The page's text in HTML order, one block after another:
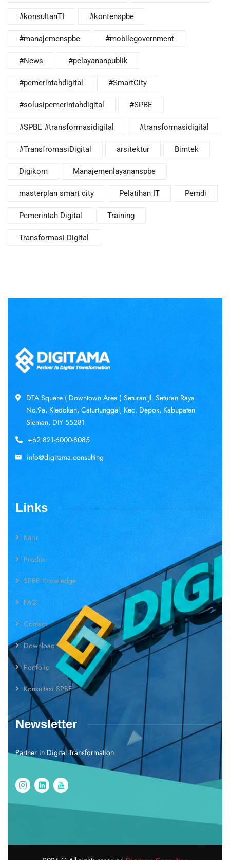
#konsultanTI #kontenspbe
#manajemenspbe #mobilegovernment
#News #pelayananpublik
#pemerintahdigital #SmartCity
#solusipemerintahdigital #SPBE
#SPBE #transformasidigital #transformasidigital
#TransfromasiDigital arsitektur Bimtek
Digikom Manajemenlayananspbe
masterplan smart city Pelatihan IT Pemdi
Pemerintah Digital Training
Transformasi Digital
DTA Square ( Downtown Area ) Seturan Jl. Seturan Raya
No.9a, Kledokan, Caturtunggal, Kec. Depok, Kabupaten
Sleman, DIY 55281
+62 821-6000-8085
info@digitama.consulting
Links
Karir
Produk
SPBE Knowledge
FAQ
Contact
Download
Portfolio
Konsultasi SPBE
Newsletter
Partner in Digital Transformation